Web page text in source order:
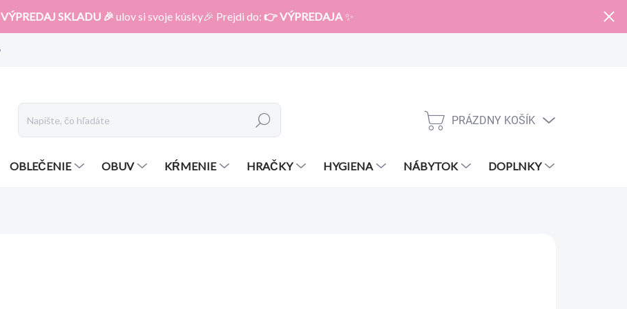
VÝPREDAJ SKLADU 🎉 ulov si svoje kúsky🎉 Prejdi do: 👉 VÝPREDAJA ✨
Hľadať
NÁKUPNÝ
PRÁZDNY KOŠÍK
OBLEČENIE OBUV KŔMENIE HRAČKY HYGIENA NÁBYTOK DOPLNKY